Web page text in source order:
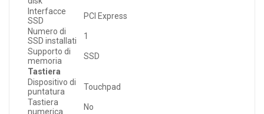
Interfacce
SSD
PCI Express
Numero di
SSD installati
1
Supporto di
memoria
SSD
Tastiera
Dispositivo di
puntatura
Touchpad
Tastiera
numerica
No